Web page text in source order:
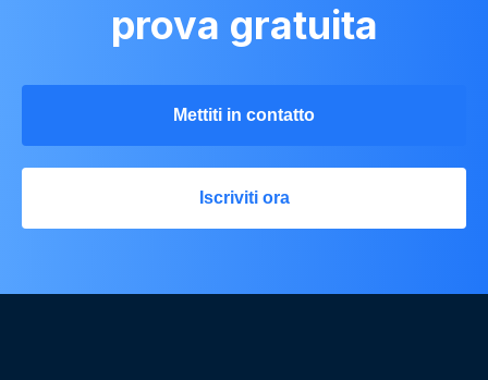
prova gratuita
Mettiti in contatto
Iscriviti ora